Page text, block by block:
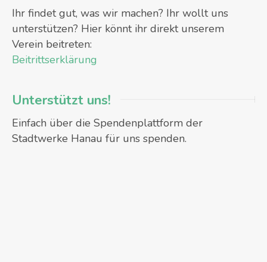
Ihr findet gut, was wir machen? Ihr wollt uns
unterstützen? Hier könnt ihr direkt unserem
Verein beitreten:
Beitrittserklärung
Unterstützt uns!
Einfach über die Spendenplattform der
Stadtwerke Hanau für uns spenden.